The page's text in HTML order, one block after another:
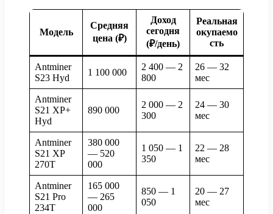
Модель
Средняя
цена (₽)
Доход
сегодня
(₽/день)
Реальная
окупаемо
сть
Antminer
S23 Hyd
1 100 000
2 400 — 2
800
26 — 32
мес
Antminer
S21 XP+
Hyd
890 000
2 000 — 2
300
24 — 30
мес
Antminer
S21 XP
270T
380 000
— 520
000
1 050 — 1
350
22 — 28
мес
Antminer
S21 Pro
234T
165 000
— 265
000
850 — 1
050
20 — 27
мес